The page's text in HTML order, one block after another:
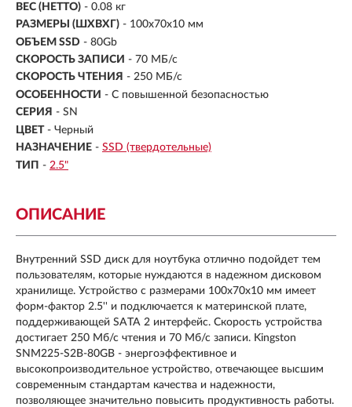
ВЕС (НЕТТО) - 0.08 кг
РАЗМЕРЫ (ШXВXГ) - 100x70x10 мм
ОБЪЕМ SSD - 80Gb
СКОРОСТЬ ЗАПИСИ - 70 МБ/с
СКОРОСТЬ ЧТЕНИЯ - 250 МБ/с
ОСОБЕННОСТИ - С повышенной безопасностью
СЕРИЯ - SN
ЦВЕТ - Черный
НАЗНАЧЕНИЕ - SSD (твердотельные)
ТИП - 2.5"
ОПИСАНИЕ
Внутренний SSD диск для ноутбука отлично подойдет тем
пользователям, которые нуждаются в надежном дисковом
хранилище. Устройство с размерами 100x70x10 мм имеет
форм-фактор 2.5'' и подключается к материнской плате,
поддерживающей SATA 2 интерфейс. Скорость устройства
достигает 250 Мб/с чтения и 70 Мб/с записи. Kingston
SNM225-S2B-80GB - энергоэффективное и
высокопроизводительное устройство, отвечающее высшим
современным стандартам качества и надежности,
позволяющее значительно повысить продуктивность работы.